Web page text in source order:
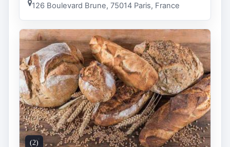
126 Boulevard Brune, 75014 Paris, France
(2)